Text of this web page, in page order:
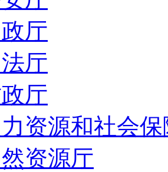
厅
厅
厅
资源和社会
资源厅